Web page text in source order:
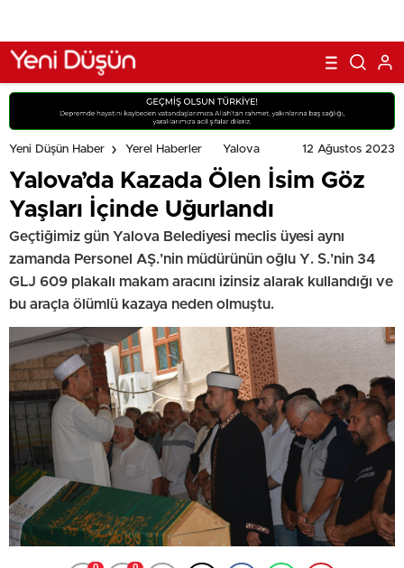
Yeni Düşün Haber Yerel Haberler Yalova 12 Ağustos 2023
Yalova’da Kazada Ölen İsim Göz
Yaşları İçinde Uğurlandı
Geçtiğimiz gün Yalova Belediyesi meclis üyesi aynı
zamanda Personel AŞ.’nin müdürünün oğlu Y. S.’nin 34
GLJ 609 plakalı makam aracını izinsiz alarak kullandığı ve
bu araçla ölümlü kazaya neden olmuştu.